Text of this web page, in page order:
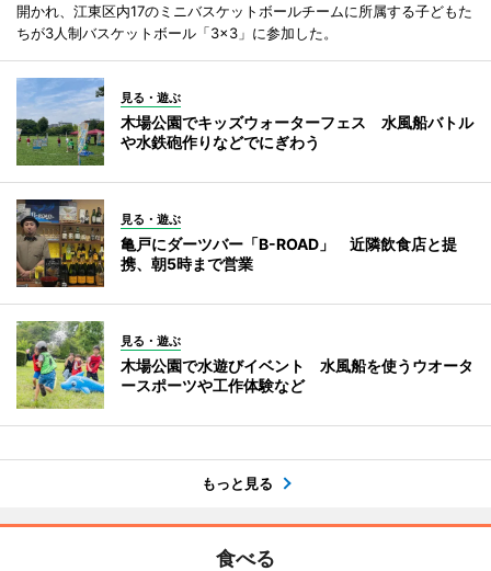
開かれ、江東区内17のミニバスケットボールチームに所属する子どもた
ちが3人制バスケットボール「3×3」に参加した。
見る・遊ぶ
木場公園でキッズウォーターフェス 水風船バトル
や水鉄砲作りなどでにぎわう
見る・遊ぶ
亀戸にダーツバー「B-ROAD」 近隣飲食店と提
携、朝5時まで営業
見る・遊ぶ
木場公園で水遊びイベント 水風船を使うウオータ
ースポーツや工作体験など
もっと見る
食べる